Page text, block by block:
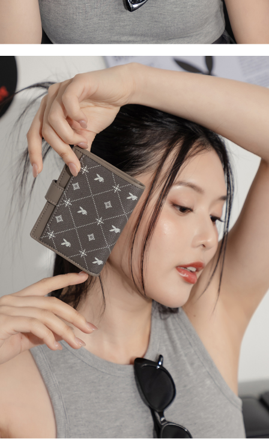
４．使用「AFTEE先享後付」時，將依據個別帳號之用戶狀況，依本公司即
時審查核予不同之上限額度；若仍有額度不足之情形，本公司將視審查結果
請求用戶進行身份認證。
５．嚴禁一人註冊多個帳號或使用他人資訊註冊。若發現惡意使用之情形，
恩沛科技股份有限公司將有權停止該用戶之使用額度並採取法律行動。
每筆NT$60，滿NT$2,000(含以上)免運費
宅配_離島
每筆NT$100